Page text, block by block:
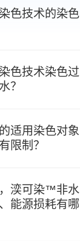
色技术的染色
色技术染色过
？
适用染色对象
限制？
湙可染™非水
能源损耗有哪